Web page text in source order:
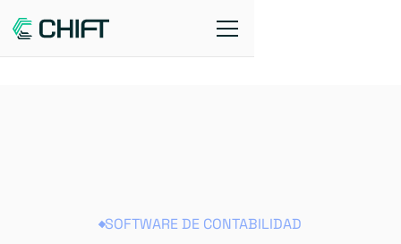
SOFTWARE DE CONTABILIDAD